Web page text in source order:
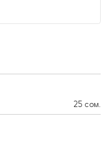
25 сом.